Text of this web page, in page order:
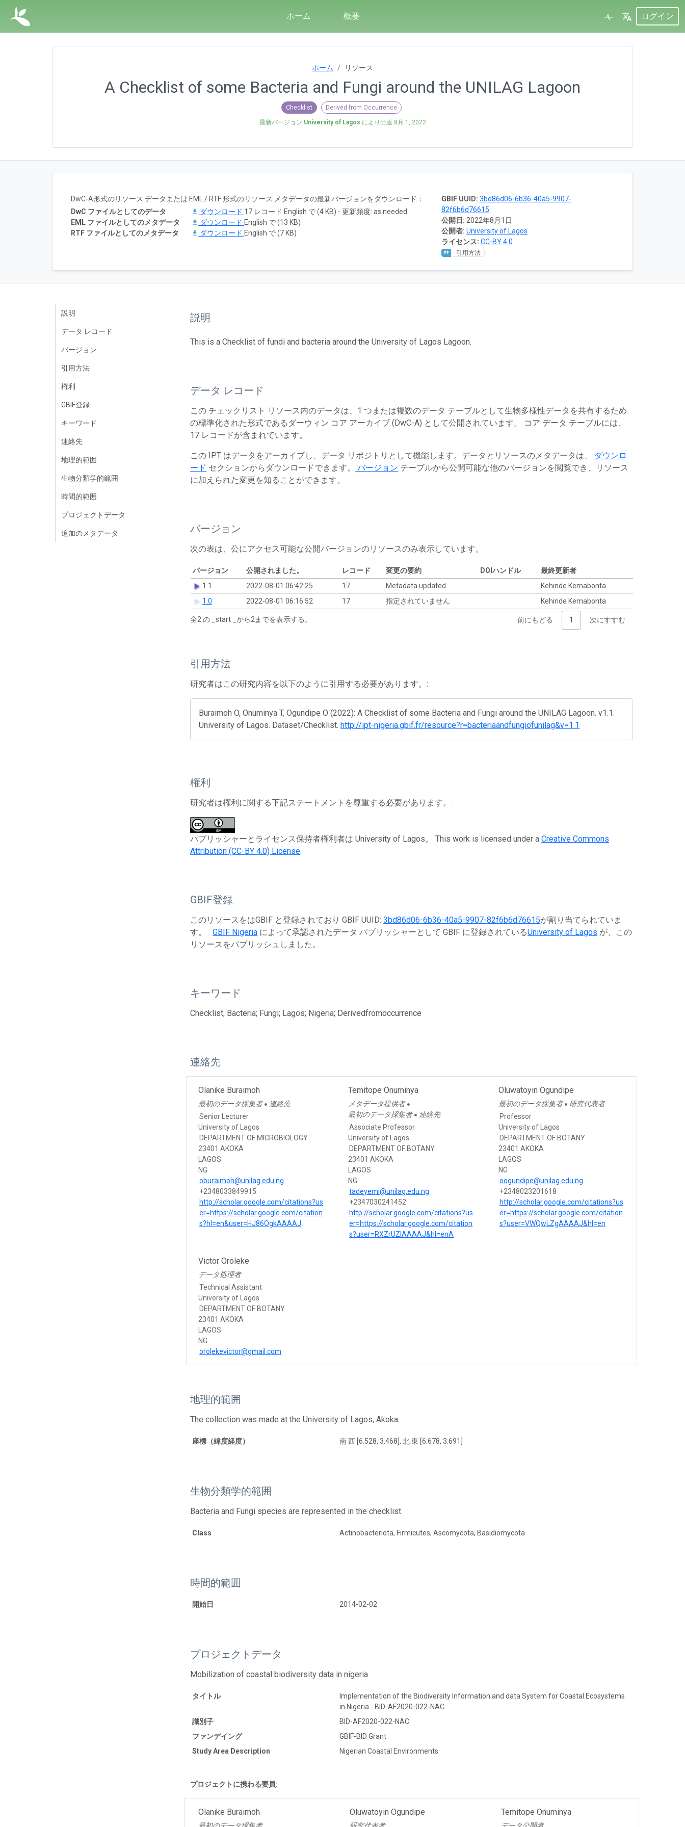
ホーム 概要 ログイン
ホーム リソース
A Checklist of some Bacteria and Fungi around the UNILAG Lagoon
Checklist Derived from Occurrence
最新バージョン University of Lagos により出版 8月 1, 2022
GBIF UUID: 3bd86d06-6b36-40a5-9907-
82f6b6d76615
公開日: 2022年8月1日
公開者: University of Lagos
ライセンス: CC-BY 4.0
引用方法
DwC-A形式のリソース データまたは EML / RTF 形式のリソース メタデータの最新バージョンをダウンロード：
DwC ファイルとしてのデータ
ダウンロード 17 レコード English で (4 KB) - 更新頻度: as needed
EML ファイルとしてのメタデータ
ダウンロード English で (13 KB)
RTF ファイルとしてのメタデータ
ダウンロード English で (7 KB)
説明
データ レコード
バージョン
引用方法
権利
GBIF登録
キーワード
連絡先
地理的範囲
生物分類学的範囲
時間的範囲
プロジェクトデータ
追加のメタデータ
説明
This is a Checklist of fundi and bacteria around the University of Lagos Lagoon.
データ レコード
この チェックリスト リソース内のデータは、1 つまたは複数のデータ テーブルとして生物多様性データを共有するため
の標準化された形式であるダーウィン コア アーカイブ (DwC-A) として公開されています。 コア データ テーブルには、
17 レコードが含まれています。
この IPT はデータをアーカイブし、データ リポジトリとして機能します。データとリソースのメタデータは、
ダウンロ
ード セクションからダウンロードできます。 バージョン テーブルから公開可能な他のバージョンを閲覧でき、リソース
に加えられた変更を知ることができます。
バージョン
次の表は、公にアクセス可能な公開バージョンのリソースのみ表示しています。
バージョン 公開されました。 レコード 変更の要約 DOIハンドル
最終更新者
1.1
2022-08-01 06:42:25 17 Metadata updated
Kehinde Kemabonta
1.0
2022-08-01 06:16:52 17 指定されていません Kehinde Kemabonta
全2 の _start _から2までを表示する。 前にもどる 1 次にすすむ
引用方法
研究者はこの研究内容を以下のように引用する必要があります。:
Buraimoh O, Onuminya T, Ogundipe O (2022): A Checklist of some Bacteria and Fungi around the UNILAG Lagoon. v1.1.
University of Lagos. Dataset/Checklist. http://ipt-nigeria.gbif.fr/resource?r=bacteriaandfungiofunilag&v=1.1
権利
研究者は権利に関する下記ステートメントを尊重する必要があります。:
パブリッシャーとライセンス保持者権利者は University of Lagos。 This work is licensed under aCreative Commons
Attribution (CC-BY 4.0) License.
GBIF登録
このリソースをはGBIF と登録されており GBIF UUID:3bd86d06-6b36-40a5-9907-82f6b6d76615が割り当てられていま
す。GBIF Nigeria によって承認されたデータ パブリッシャーとして GBIF に登録されているUniversity of Lagos が、この
リソースをパブリッシュしました。
キーワード
Checklist; Bacteria; Fungi; Lagos; Nigeria; Derivedfromoccurrence
連絡先
Olanike Buraimoh
最初のデータ採集者 ● 連絡先
Senior Lecturer
University of Lagos
DEPARTMENT OF MICROBIOLOGY
23401 AKOKA
LAGOS
NG
oburaimoh@unilag.edu.ng
+2348033849915
http://scholar.google.com/citations?us
er=https://scholar.google.com/citation
s?hl=en&user=HJ86OgkAAAAJ
Temitope Onuminya
メタデータ提供者 ●
最初のデータ採集者 ● 連絡先
Associate Professor
University of Lagos
DEPARTMENT OF BOTANY
23401 AKOKA
LAGOS
NG
tadeyemi@unilag.edu.ng
+2347030241452
http://scholar.google.com/citations?us
er=https://scholar.google.com/citation
s?user=RXZrUZIAAAAJ&hl=enA
Oluwatoyin Ogundipe
最初のデータ採集者 ● 研究代表者
Professor
University of Lagos
DEPARTMENT OF BOTANY
23401 AKOKA
LAGOS
NG
oogundipe@unilag.edu.ng
+2348023201618
http://scholar.google.com/citations?us
er=https://scholar.google.com/citation
s?user=VWQwLZgAAAAJ&hl=en
Victor Oroleke
データ処理者
Technical Assistant
University of Lagos
DEPARTMENT OF BOTANY
23401 AKOKA
LAGOS
NG
orolekevictor@gmail.com
地理的範囲
The collection was made at the University of Lagos, Akoka.
座標（緯度経度） 南 西 [6.528, 3.468], 北 東 [6.678, 3.691]
生物分類学的範囲
Bacteria and Fungi species are represented in the checklist.
Class Actinobacteriota, Firmicutes, Ascomycota, Basidiomycota
時間的範囲
開始日 2014-02-02
プロジェクトデータ
Mobilization of coastal biodiversity data in nigeria
タイトル
Implementation of the Biodiversity Information and data System for Coastal Ecosystems
in Nigeria - BID-AF2020-022-NAC
識別子
BID-AF2020-022-NAC
ファンデイング
GBIF-BID Grant
Study Area Description
Nigerian Coastal Environments.
プロジェクトに携わる要員:
Olanike Buraimoh Oluwatoyin Ogundipe Temitope Onuminya